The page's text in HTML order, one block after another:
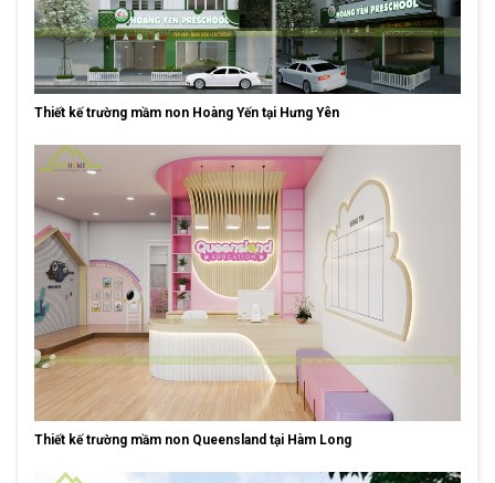
Thiết kế trường mầm non Hoàng Yến tại Hưng Yên
Thiết kế trường mầm non Queensland tại Hàm Long